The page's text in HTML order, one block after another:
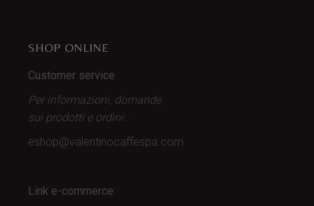
SHOP ONLINE
Customer service
Per informazioni, domande
sui prodotti e ordini:
eshop@valentinocaffespa.com
Link e-commerce: